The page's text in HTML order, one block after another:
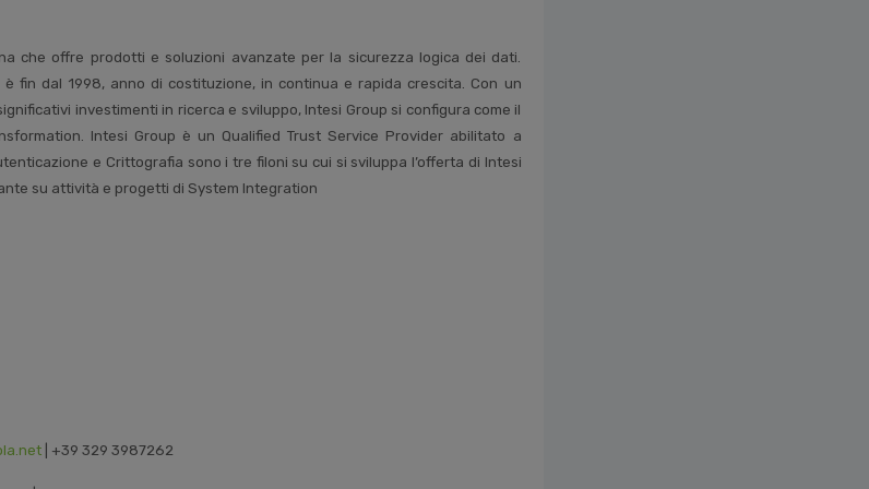
che offre prodotti e soluzioni avanzate per la sicurezza logica dei dati.
fin dal 1998, anno di costituzione, in continua e rapida crescita. Con un
investimenti in ricerca e sviluppo, Intesi Group si configura come il
Intesi Group è un Qualified Trust Service Provider abilitato a
e Crittografia sono i tre filoni su cui si sviluppa l’offerta di Intesi
su attività e progetti di System Integration
| +39 329 3987262